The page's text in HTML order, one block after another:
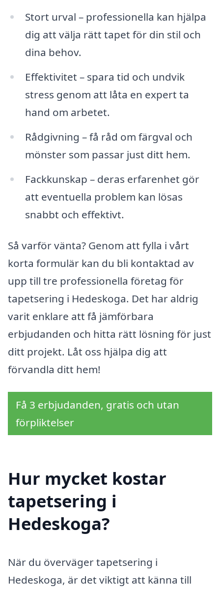
Stort urval – professionella kan hjälpa
dig att välja rätt tapet för din stil och
dina behov.
Effektivitet – spara tid och undvik
stress genom att låta en expert ta
hand om arbetet.
Rådgivning – få råd om färgval och
mönster som passar just ditt hem.
Fackkunskap – deras erfarenhet gör
att eventuella problem kan lösas
snabbt och effektivt.
Så varför vänta? Genom att fylla i vårt
korta formulär kan du bli kontaktad av
upp till tre professionella företag för
tapetsering i Hedeskoga. Det har aldrig
varit enklare att få jämförbara
erbjudanden och hitta rätt lösning för just
ditt projekt. Låt oss hjälpa dig att
förvandla ditt hem!
Få 3 erbjudanden, gratis och utan
förpliktelser
Hur mycket kostar
tapetsering i
Hedeskoga?
När du överväger tapetsering i
Hedeskoga, är det viktigt att känna till